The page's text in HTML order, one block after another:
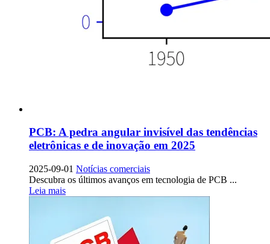
PCB: A pedra angular invisível das tendências
eletrônicas e de inovação em 2025
2025-09-01 Notícias comerciais
Descubra os últimos avanços em tecnologia de PCB ...
Leia mais